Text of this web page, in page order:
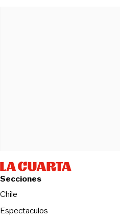
Secciones
Chile
Espectaculos